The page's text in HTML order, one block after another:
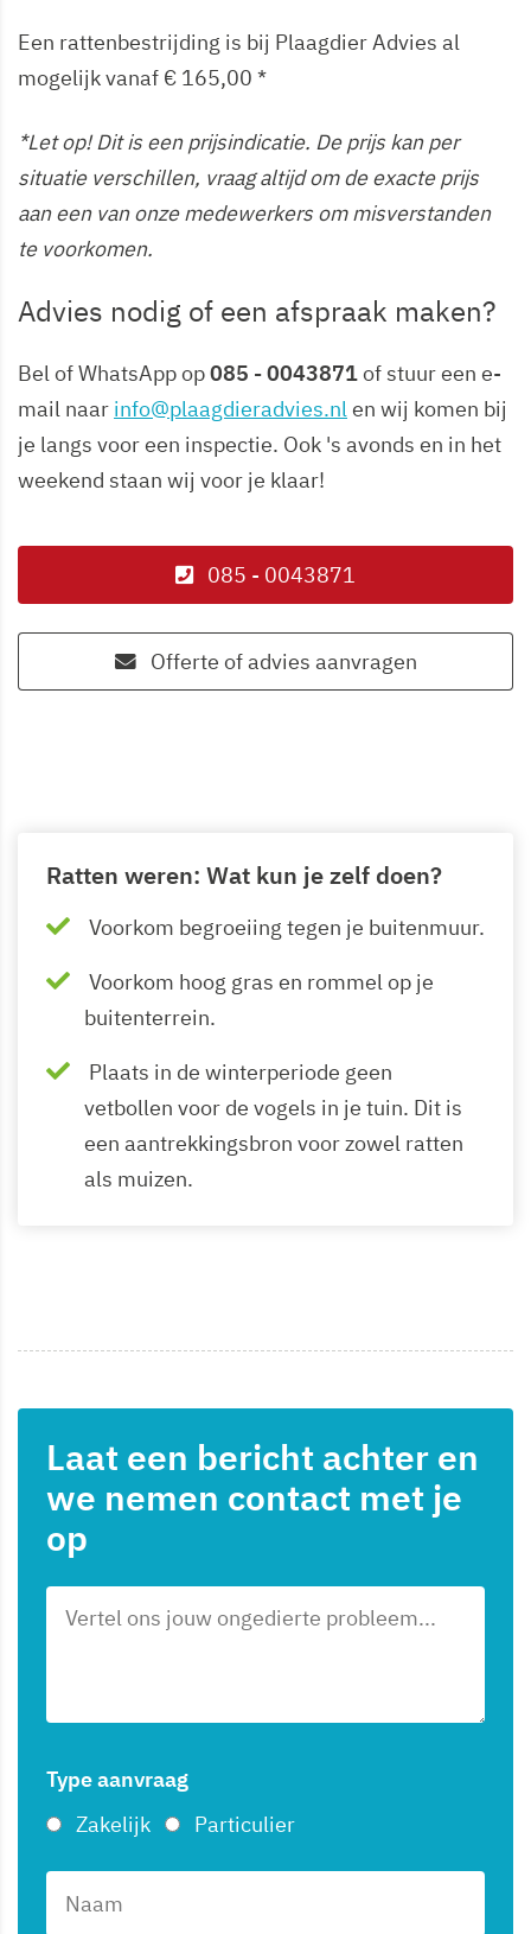
Een rattenbestrijding is bij Plaagdier Advies al
mogelijk vanaf € 165,00 *
*Let op! Dit is een prijsindicatie. De prijs kan per
situatie verschillen, vraag altijd om de exacte prijs
aan een van onze medewerkers om misverstanden
te voorkomen.
Advies nodig of een afspraak maken?
Bel of WhatsApp op085 - 0043871of stuur een e-
mail naar info@plaagdieradvies.nlen wij komen bij
je langs voor een inspectie. Ook 's avonds en in het
weekend staan wij voor je klaar!
085 - 0043871
Offerte of advies aanvragen
Ratten weren: Wat kun je zelf doen?
Voorkom begroeiing tegen je buitenmuur.
Voorkom hoog gras en rommel op je
buitenterrein.
Plaats in de winterperiode geen
vetbollen voor de vogels in je tuin. Dit is
een aantrekkingsbron voor zowel ratten
als muizen.
Laat een bericht achter en
we nemen contact met je
op
Type aanvraag
Zakelijk
Particulier